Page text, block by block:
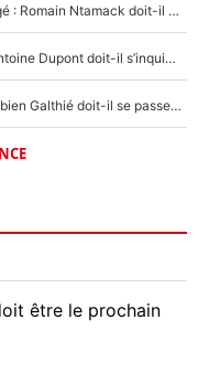
XV de France - Matthieu Jalibert a tout changé : Romain Ntamack doit-il s’inquiéter pour sa place à un an de la Coupe du monde ?
«Le XV de France est meilleur avec Lucu» : Antoine Dupont doit-il s’inquiéter pour sa place ?
Le XV de France a trouvé son remplaçant : Fabien Galthié doit-il se passer d'Antoine Dupont ?
être le prochain